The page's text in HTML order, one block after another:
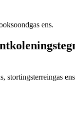
ens.
stortingsterreingas